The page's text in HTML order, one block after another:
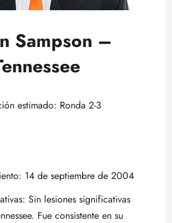
Sampson –
estimado: Ronda 2-3
14 de septiembre de 2004
Sin lesiones significativas
Fue consistente en su